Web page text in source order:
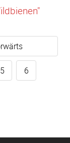
5 6